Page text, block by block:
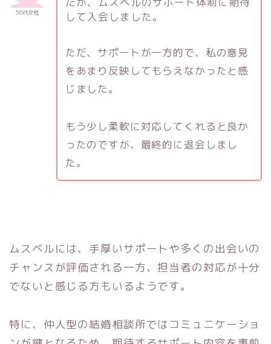
50代女性
して入会しました。
ただ、サポートが一方的で、私の意見
をあまり反映してもらえなかったと感
じました。
もう少し柔軟に対応してくれると良か
ったのですが、最終的に退会しまし
た。
ムスベルには、手厚いサポートや多くの出会いの
チャンスが評価される一方、担当者の対応が十分
でないと感じる方もいるようです。
特に、仲人型の結婚相談所ではコミュニケーショ